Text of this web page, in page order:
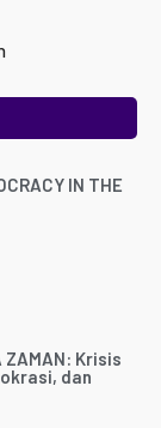
IN THE
ZAMAN: Krisis
dan